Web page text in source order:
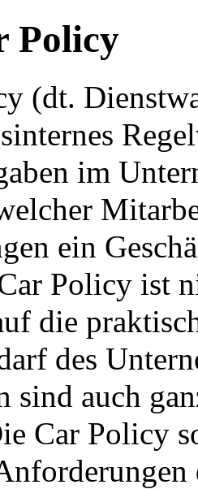
Policy
(dt.
im
ein
Policy ist
die
des
sind auch
Car Policy